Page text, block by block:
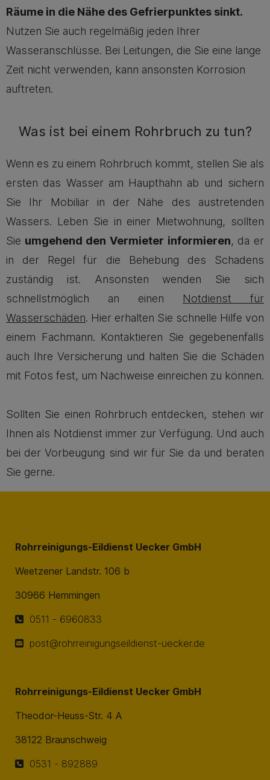
Räume in die Nähe des Gefrierpunktes sinkt.
Nutzen Sie auch regelmäßig jeden Ihrer
Wasseranschlüsse. Bei Leitungen, die Sie eine lange
Zeit nicht verwenden, kann ansonsten Korrosion
auftreten.
Was ist bei einem Rohrbruch zu tun?
Wenn es zu einem Rohrbruch kommt, stellen Sie als
ersten das Wasser am Haupthahn ab und sichern
Sie Ihr Mobiliar in der Nähe des austretenden
Wassers. Leben Sie in einer Mietwohnung, sollten
Sie umgehend den Vermieter informieren, da er
in der Regel für die Behebung des Schadens
zuständig ist. Ansonsten wenden Sie sich
schnellstmöglich an einen Notdienst für
Wasserschäden. Hier erhalten Sie schnelle Hilfe von
einem Fachmann. Kontaktieren Sie gegebenenfalls
auch Ihre Versicherung und halten Sie die Schäden
mit Fotos fest, um Nachweise einreichen zu können.
Sollten Sie einen Rohrbruch entdecken, stehen wir
Ihnen als Notdienst immer zur Verfügung. Und auch
bei der Vorbeugung sind wir für Sie da und beraten
Sie gerne.
Rohrreinigungs-Eildienst Uecker GmbH
Weetzener Landstr. 106 b
30966 Hemmingen
0511 - 6960833
post@rohrreinigungseildienst-uecker.de
Rohrreinigungs-Eildienst Uecker GmbH
Theodor-Heuss-Str. 4 A
38122 Braunschweig
0531 - 892889